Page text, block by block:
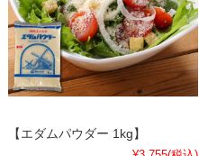
【エダムパウダー 1kg】